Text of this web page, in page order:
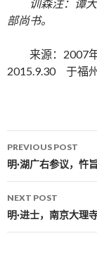
训森注：谭
部尚书。
来源：2007
2015.9.30 于福
Post
PREVIOUS POST
明·湖广右参议，忤
NEXT POST
明·进士，南京大理